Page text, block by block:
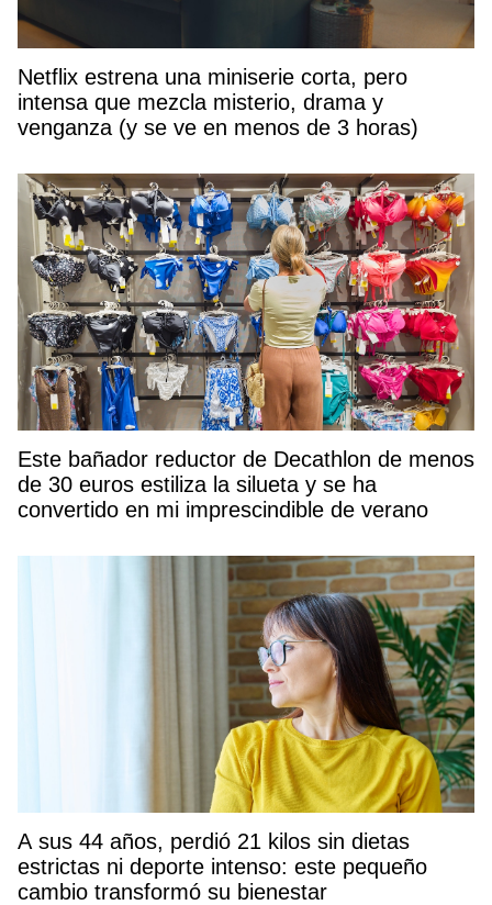
Netflix estrena una miniserie corta, pero
intensa que mezcla misterio, drama y
venganza (y se ve en menos de 3 horas)
Este bañador reductor de Decathlon de menos
de 30 euros estiliza la silueta y se ha
convertido en mi imprescindible de verano
A sus 44 años, perdió 21 kilos sin dietas
estrictas ni deporte intenso: este pequeño
cambio transformó su bienestar